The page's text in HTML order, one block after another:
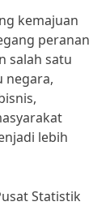
kemajuan
peranan
salah satu
negara,
lebih
Statistik